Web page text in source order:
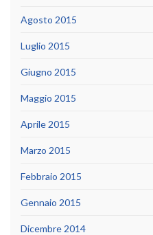
Agosto 2015
Luglio 2015
Giugno 2015
Maggio 2015
Aprile 2015
Marzo 2015
Febbraio 2015
Gennaio 2015
Dicembre 2014